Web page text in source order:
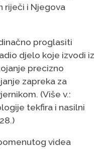
riječi i Njegova
proglasiti
djelo koje izvodi iz
precizno
zapreka za
(Više v.:
tekfira i nasilni
videa